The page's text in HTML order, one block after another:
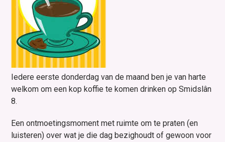
Iedere eerste donderdag van de maand ben je van harte
welkom om een kop koffie te komen drinken op Smidslân
8.
Een ontmoetingsmoment met ruimte om te praten (en
luisteren) over wat je die dag bezighoudt of gewoon voor